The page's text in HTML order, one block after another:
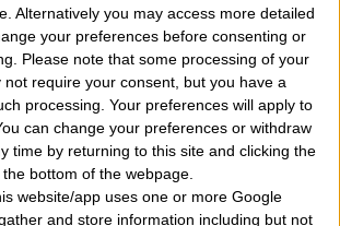
Alternatively you may access more detailed
your preferences before consenting or
Please note that some processing of your
not require your consent, but you have a
processing. Your preferences will apply to
can change your preferences or withdraw
time by returning to this site and clicking the
bottom of the webpage.
website/app uses one or more Google
and store information including but not
y si realmente tiene que pasar las de
son muy tecnológico y les encanta ir
de aventuras. Así que si usted no
una buena película en dvd o mejor una